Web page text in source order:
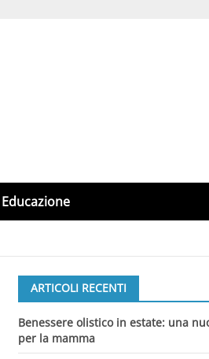
Educazione
ARTICOLI RECENTI
Benessere olistico in estate: una
per la mamma